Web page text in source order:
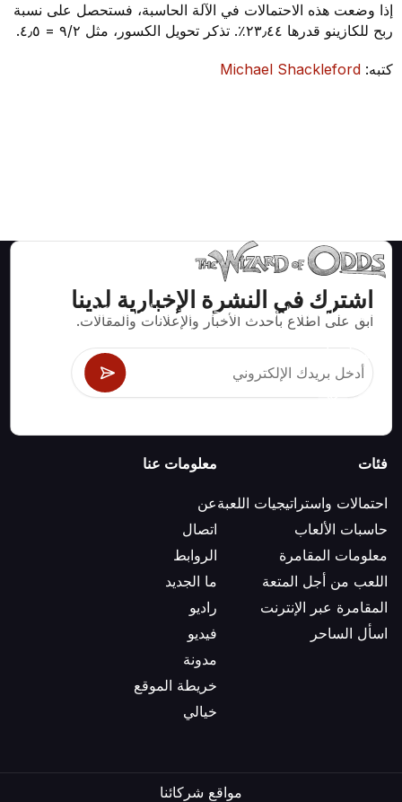
إذا وضعت هذه الاحتمالات في الآلة الحاسبة، فستحصل على نسبة
ربح للكازينو قدرها ٢٣٫٤٤٪. تذكر تحويل الكسور، مثل ٩/٢ = ٤٫٥.
كتبه:Michael Shackleford
اشترك في النشرة الإخبارية لدينا
ابق على اطلاع بأحدث الأخبار والإعلانات والمقالات.
استراتيجيات ومعلومات صحيحة رياضيا لألعاب الكازينو مثل
البلاك جاك وكرابس والروليت ومئات الألعاب الأخرى التي
يمكن لعبها.
فئات
احتمالات واستراتيجيات اللعبة
حاسبات الألعاب
معلومات المقامرة
اللعب من أجل المتعة
المقامرة عبر الإنترنت
اسأل الساحر
معلومات عنا
عن
اتصال
الروابط
ما الجديد
راديو
فيديو
مدونة
خريطة الموقع
خيالي
مواقع شركائنا